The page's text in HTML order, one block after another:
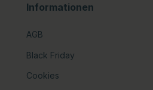
Informationen
AGB
Black Friday
Cookies